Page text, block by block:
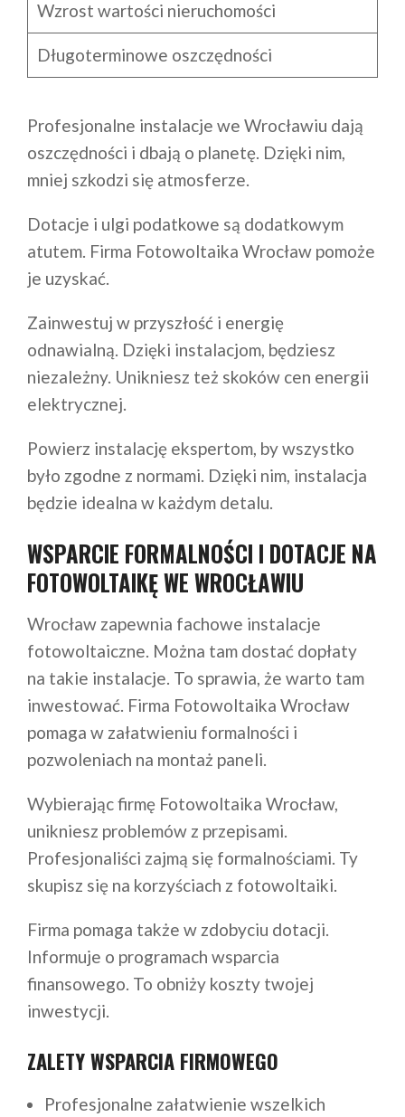
Wzrost wartości nieruchomości
Długoterminowe oszczędności
Profesjonalne instalacje we Wrocławiu dają
oszczędności i dbają o planetę. Dzięki nim,
mniej szkodzi się atmosferze.
Dotacje i ulgi podatkowe są dodatkowym
atutem. Firma Fotowoltaika Wrocław pomoże
je uzyskać.
Zainwestuj w przyszłość i energię
odnawialną. Dzięki instalacjom, będziesz
niezależny. Unikniesz też skoków cen energii
elektrycznej.
Powierz instalację ekspertom, by wszystko
było zgodne z normami. Dzięki nim, instalacja
będzie idealna w każdym detalu.
WSPARCIE FORMALNOŚCI I DOTACJE NA
FOTOWOLTAIKĘ WE WROCŁAWIU
Wrocław zapewnia fachowe instalacje
fotowoltaiczne. Można tam dostać dopłaty
na takie instalacje. To sprawia, że warto tam
inwestować. Firma Fotowoltaika Wrocław
pomaga w załatwieniu formalności i
pozwoleniach na montaż paneli.
Wybierając firmę Fotowoltaika Wrocław,
unikniesz problemów z przepisami.
Profesjonaliści zajmą się formalnościami. Ty
skupisz się na korzyściach z fotowoltaiki.
Firma pomaga także w zdobyciu dotacji.
Informuje o programach wsparcia
finansowego. To obniży koszty twojej
inwestycji.
ZALETY WSPARCIA FIRMOWEGO
Profesjonalne załatwienie wszelkich